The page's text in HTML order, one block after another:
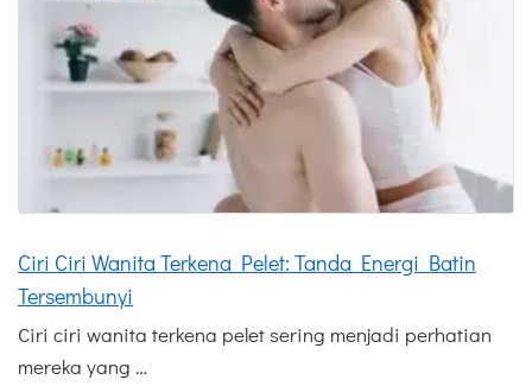
Ciri Ciri Wanita Terkena Pelet: Tanda Energi Batin
Tersembunyi
Ciri ciri wanita terkena pelet sering menjadi perhatian
mereka yang …